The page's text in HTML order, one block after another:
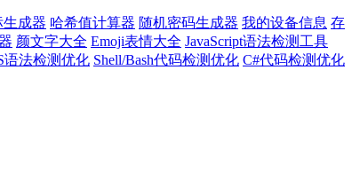
生成器 哈希值计算器 随机密码生成器 我的设备信息 存
颜文字大全 Emoji表情大全 JavaScript语法检测工具
语法检测优化 Shell/Bash代码检测优化 C#代码检测优化